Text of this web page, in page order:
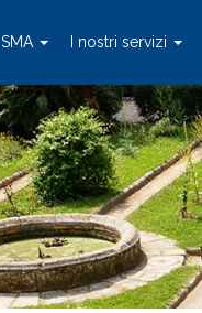
SMA I nostri servizi